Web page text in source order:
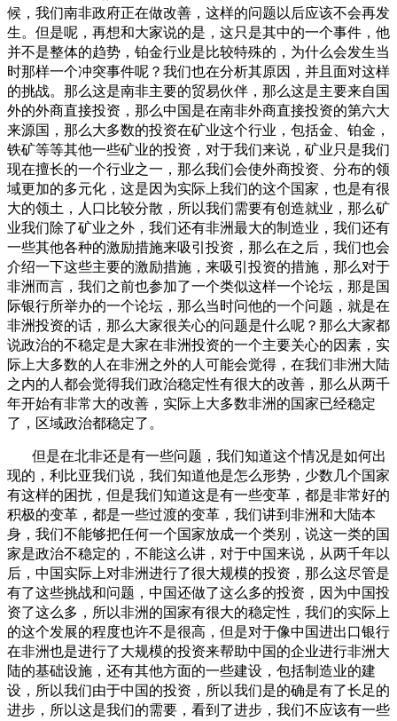
候，我们南非政府正在做改善，这样的问题以后应该不会再发
生。但是呢，再想和大家说的是，这只是其中的一个事件，他
并不是整体的趋势，铂金行业是比较特殊的，为什么会发生当
时那样一个冲突事件呢？我们也在分析其原因，并且面对这样
的挑战。那么这是南非主要的贸易伙伴，那么这是主要来自国
外的外商直接投资，那么中国是在南非外商直接投资的第六大
来源国，那么大多数的投资在矿业这个行业，包括金、铂金，
铁矿等等其他一些矿业的投资，对于我们来说，矿业只是我们
现在擅长的一个行业之一，那么我们会使外商投资、分布的领
域更加的多元化，这是因为实际上我们的这个国家，也是有很
大的领土，人口比较分散，所以我们需要有创造就业，那么矿
业我们除了矿业之外，我们还有非洲最大的制造业，我们还有
一些其他各种的激励措施来吸引投资，那么在之后，我们也会
介绍一下这些主要的激励措施，来吸引投资的措施，那么对于
非洲而言，我们之前也参加了一个类似这样一个论坛，那是国
际银行所举办的一个论坛，那么当时问他的一个问题，就是在
非洲投资的话，那么大家很关心的问题是什么呢？那么大家都
说政治的不稳定是大家在非洲投资的一个主要关心的因素，实
际上大多数的人在非洲之外的人可能会觉得，在我们非洲大陆
之内的人都会觉得我们政治稳定性有很大的改善，那么从两千
年开始有非常大的改善，实际上大多数非洲的国家已经稳定
了，区域政治都稳定了。
但是在北非还是有一些问题，我们知道这个情况是如何出
现的，利比亚我们说，我们知道他是怎么形势，少数几个国家
有这样的困扰，但是我们知道这是有一些变革，都是非常好的
积极的变革，都是一些过渡的变革，我们讲到非洲和大陆本
身，我们不能够把任何一个国家放成一个类别，说这一类的国
家是政治不稳定的，不能这么讲，对于中国来说，从两千年以
后，中国实际上对非洲进行了很大规模的投资，那么这尽管是
有了这些挑战和问题，中国还做了这么多的投资，因为中国投
资了这么多，所以非洲的国家有很大的稳定性，我们的实际上
的这个发展的程度也许不是很高，但是对于像中国进出口银行
在非洲也是进行了大规模的投资来帮助中国的企业进行非洲大
陆的基础设施，还有其他方面的一些建设，包括制造业的建
设，所以我们由于中国的投资，所以我们是的确是有了长足的
进步，所以这是我们的需要，看到了进步，我们不应该有一些